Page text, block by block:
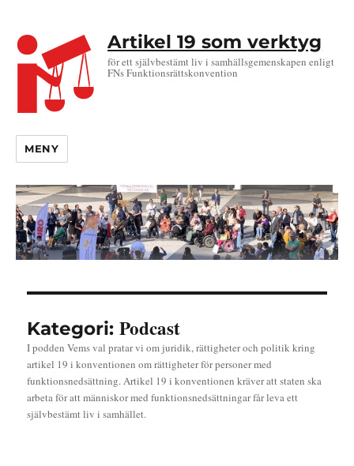
Artikel 19 som verktyg
för ett självbestämt liv i samhällsgemenskapen enligt
FNs Funktionsrättskonvention
MENY
Kategori:Podcast
I podden Vems val pratar vi om juridik, rättigheter och politik kring
artikel 19 i konventionen om rättigheter för personer med
funktionsnedsättning. Artikel 19 i konventionen kräver att staten ska
arbeta för att människor med funktionsnedsättningar får leva ett
självbestämt liv i samhället.